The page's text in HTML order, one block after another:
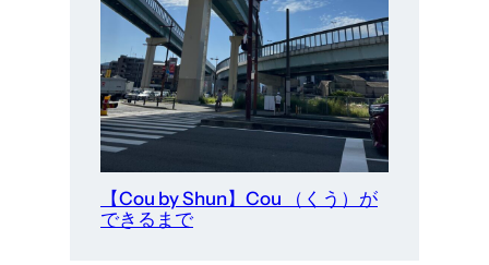
【Cou by Shun】Cou （くう）が
できるまで